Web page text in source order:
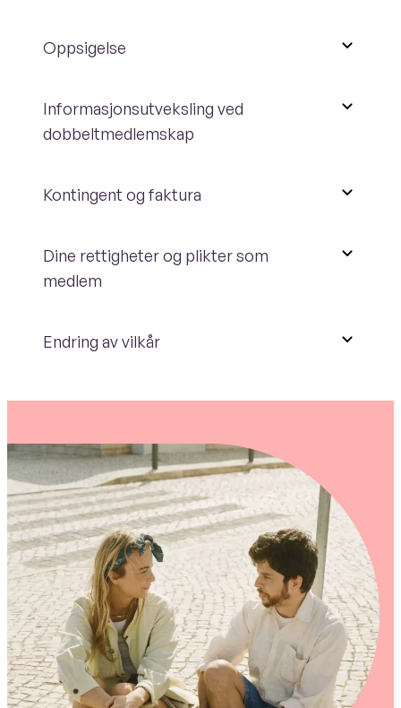
Oppsigelse
Informasjonsutveksling ved
dobbeltmedlemskap
Kontingent og faktura
Dine rettigheter og plikter som
medlem
Endring av vilkår